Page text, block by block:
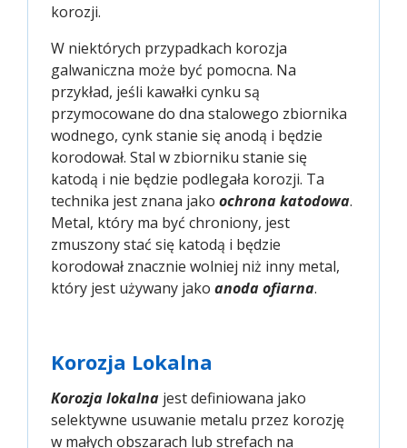
korozji.
W niektórych przypadkach korozja
galwaniczna może być pomocna. Na
przykład, jeśli kawałki cynku są
przymocowane do dna stalowego zbiornika
wodnego, cynk stanie się anodą i będzie
korodował. Stal w zbiorniku stanie się
katodą i nie będzie podlegała korozji. Ta
technika jest znana jako ochrona katodowa.
Metal, który ma być chroniony, jest
zmuszony stać się katodą i będzie
korodował znacznie wolniej niż inny metal,
który jest używany jako anoda ofiarna.
Korozja Lokalna
Korozja lokalna jest definiowana jako
selektywne usuwanie metalu przez korozję
w małych obszarach lub strefach na